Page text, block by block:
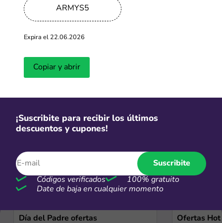
Fechas del Hot Sale en Argentina:
Día del Padre ofertas Ofertas Hot
ARMYS5
Expira el 22.06.2026
Copiar y abrir
¡Suscribite para recibir los últimos
descuentos y cupones!
Suscribite
Códigos verificados
100% gratuito
Date de baja en cualquier momento